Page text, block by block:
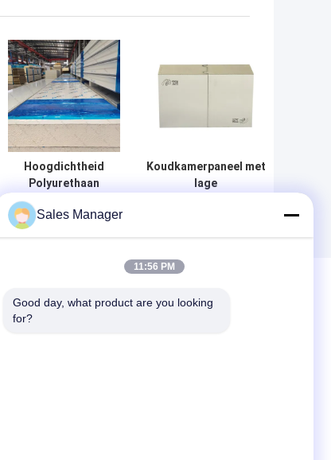
Hoogdichtheid
Polyurethaan
isolatie panelen
Koudkamerpaneel met
lage
ACHTER
Sales Manager
11:56 PM
Good day, what product are you looking
for?